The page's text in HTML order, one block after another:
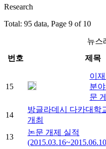
Research
Total: 95 data, Page 9 of 10
뉴스
번호
제목
15
이
분
문
14
방글라데시 다카대학
개최
13
논문 개제 실적